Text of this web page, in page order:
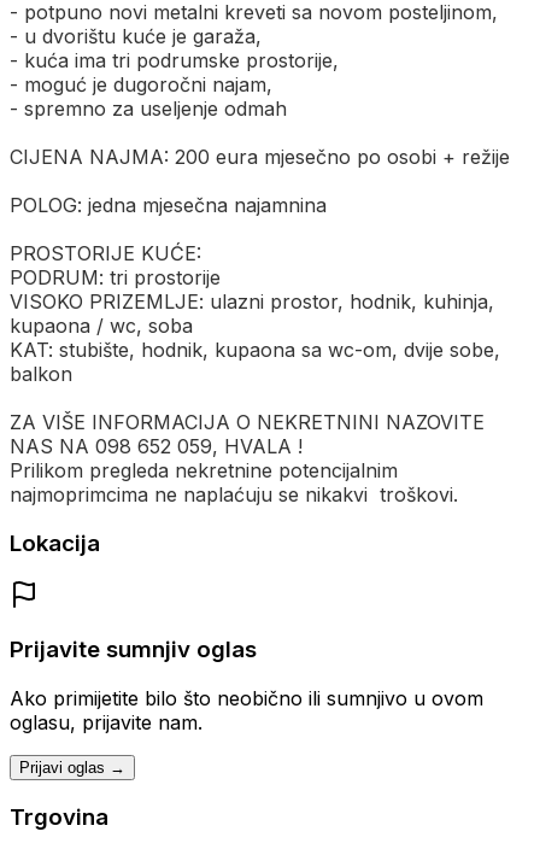
- potpuno novi metalni kreveti sa novom posteljinom,
- u dvorištu kuće je garaža,
- kuća ima tri podrumske prostorije,
- moguć je dugoročni najam,
- spremno za useljenje odmah
CIJENA NAJMA: 200 eura mjesečno po osobi + režije
POLOG: jedna mjesečna najamnina
PROSTORIJE KUĆE:
PODRUM: tri prostorije
VISOKO PRIZEMLJE: ulazni prostor, hodnik, kuhinja,
kupaona / wc, soba
KAT: stubište, hodnik, kupaona sa wc-om, dvije sobe,
balkon
ZA VIŠE INFORMACIJA O NEKRETNINI NAZOVITE
NAS NA 098 652 059, HVALA !
Prilikom pregleda nekretnine potencijalnim
najmoprimcima ne naplaćuju se nikakvi troškovi.
Lokacija
Prijavite sumnjiv oglas
Ako primijetite bilo što neobično ili sumnjivo u ovom
oglasu, prijavite nam.
Prijavi oglas →
Trgovina